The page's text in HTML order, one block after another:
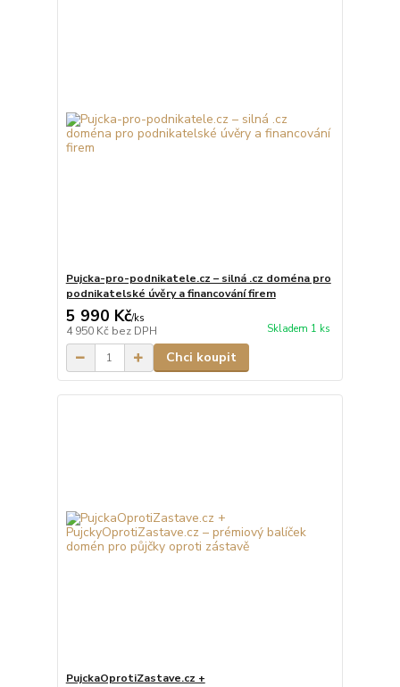
Pujcka-pro-podnikatele.cz – silná .cz doména pro
podnikatelské úvěry a financování firem
5 990 Kč/ks
4 950 Kč bez DPH Skladem 1 ks
Chci koupit
PujckaOprotiZastave.cz +